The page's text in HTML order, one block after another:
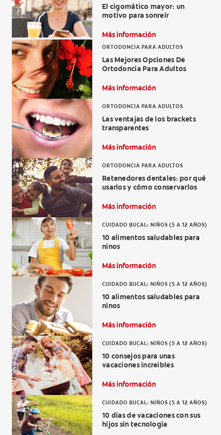
CHEQUEO DE SALUD BUCAL
PARA PROFESIONALES
El cigomático mayor: un
motivo para sonreír
Más información
ORTODONCIA PARA ADULTOS
Las Mejores Opciones De
Ortodoncia Para Adultos
Más información
ORTODONCIA PARA ADULTOS
Las ventajas de los brackets
transparentes
Más información
ORTODONCIA PARA ADULTOS
Retenedores dentales: por qué
usarlos y cómo conservarlos
Más información
CUIDADO BUCAL: NIÑOS (5 A 12 AÑOS)
10 alimentos saludables para
ninos
Más información
CUIDADO BUCAL: NIÑOS (5 A 12 AÑOS)
10 alimentos saludables para
ninos
Más información
CUIDADO BUCAL: NIÑOS (5 A 12 AÑOS)
10 consejos para unas
vacaciones increibles
Más información
CUIDADO BUCAL: NIÑOS (5 A 12 AÑOS)
10 dias de vacaciones con sus
hijos sin tecnologia